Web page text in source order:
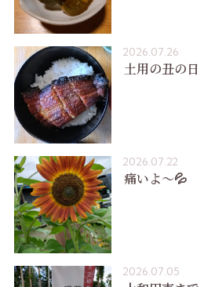
2026.07.26
土用の丑の日
2026.07.22
痛いよ〜💦
2026.07.05